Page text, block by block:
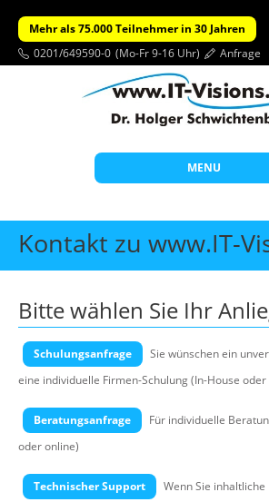
Mehr als 75.000 Teilnehmer in 30 Jahren
0201/649590-0 (Mo-Fr 9-16 Uhr) Anfrage
MENU
Start
Themen
Individuelle Schulungen
Offene Seminare
Wissen
Über uns
Kontakt zu www.IT-
Bitte wählen Sie Ihr
Schulungsanfrage
Sie wünschen ein
eine individuelle Firmen-Schulung (In-House oder
Beratungsanfrage
Für individuelle
oder online)
Technischer Support
Wenn Sie